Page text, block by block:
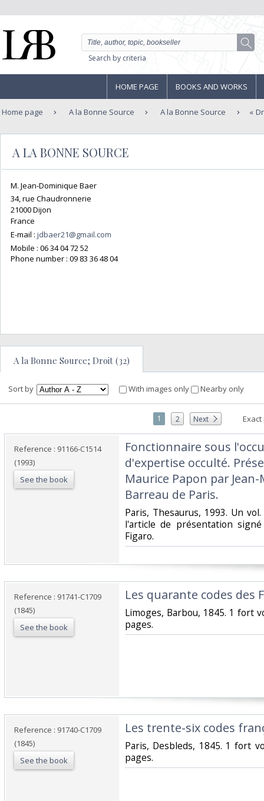
Search by criteria
HOME PAGE BOOKS AND WORKS
Home page A la Bonne Source A la Bonne Source
A LA BONNE SOURCE
M. Jean-Dominique Baer
34, rue Chaudronnerie
21000 Dijon
France
E-mail : jdbaer21@gmail.com
Mobile : 06 34 04 72 52
Phone number : 09 83 36 48 04
A la Bonne Source; Droit (32)
Sort by With images only Nearby only
1 2 Next
Reference : 91166-C1514
(1993)
See the book
‎Fonctionnaire sous
d'expertise occulté.
Maurice Papon par
Barreau de Paris. ‎
‎Paris, Thesaurus, 1993. Un
l'article de présentation
Figaro. ‎
Reference : 91741-C1709
(1845)
See the book
‎Les quarante codes des
‎Limoges, Barbou, 1845. 1 fort
pages. ‎
Reference : 91740-C1709
(1845)
See the book
‎Les trente-six codes
‎Paris, Desbleds, 1845. 1 fort
pages.‎